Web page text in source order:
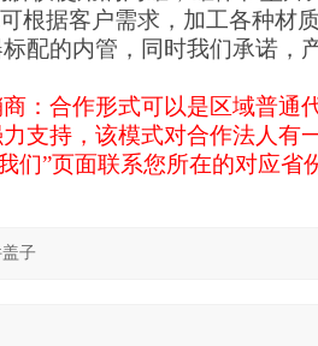
根据客户需求，加工各种材
配的内管，同时我们承诺，
：合作形式可以是区域普通
支持，该模式对合作法人有
们”页面联系您所在的对应省